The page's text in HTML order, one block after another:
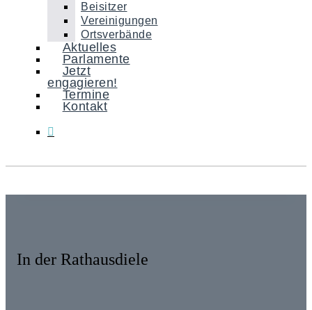
Beisitzer
Vereinigungen
Ortsverbände
Aktuelles
Parlamente
Jetzt
engagieren!
Termine
Kontakt
In der Rathausdiele